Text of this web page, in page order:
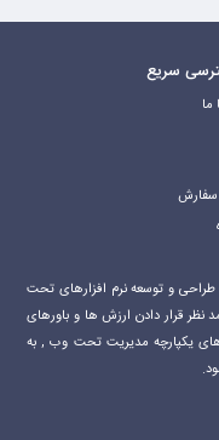
سریع
سفارش
خود را در زمینه طراحی و توسعه نرم افزارهای تحت
نظر قرار دادن ارزش ها و باورهای
یکپارچه مدیریت تحت وب , به